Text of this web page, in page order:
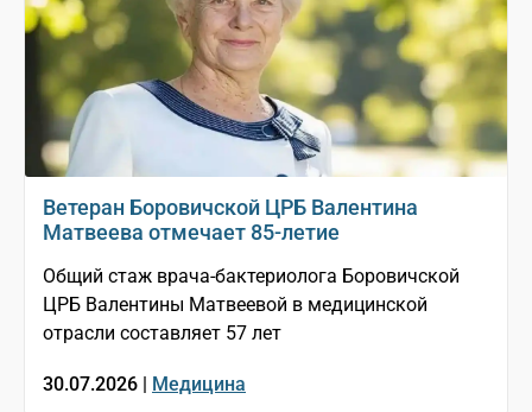
Ветеран Боровичской ЦРБ Валентина
Матвеева отмечает 85-летие
Общий стаж врача-бактериолога Боровичской
ЦРБ Валентины Матвеевой в медицинской
отрасли составляет 57 лет
30.07.2026 | Медицина